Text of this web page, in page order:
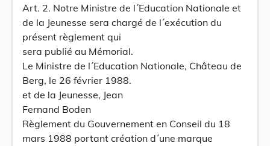
Art. 2. Notre Ministre de l´Education Nationale et
de la Jeunesse sera chargé de l´exécution du
présent règlement qui
sera publié au Mémorial.
Le Ministre de l´Education Nationale, Château de
Berg, le 26 février 1988.
et de la Jeunesse, Jean
Fernand Boden
Règlement du Gouvernement en Conseil du 18
mars 1988 portant création d´une marque